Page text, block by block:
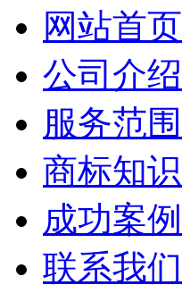
网站首页
公司介绍
服务范围
商标知识
成功案例
联系我们